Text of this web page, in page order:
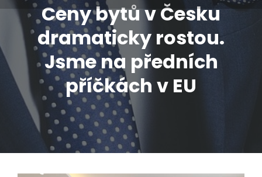
Ceny bytů v Česku
dramaticky rostou.
Jsme na předních
příčkách v EU